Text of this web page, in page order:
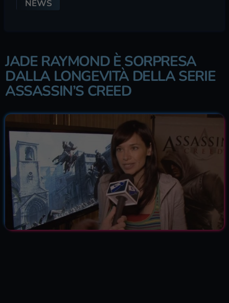
NEWS
JADE RAYMOND È SORPRESA
DALLA LONGEVITÀ DELLA SERIE
ASSASSIN’S CREED